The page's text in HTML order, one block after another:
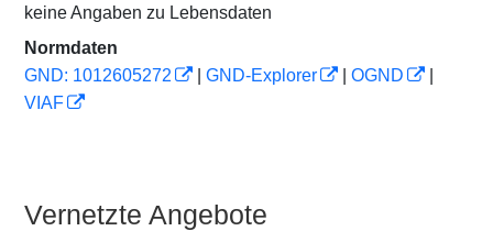
keine Angaben zu Lebensdaten
Normdaten
GND: 1012605272
GND-Explorer OGND
VIAF
Vernetzte Angebote